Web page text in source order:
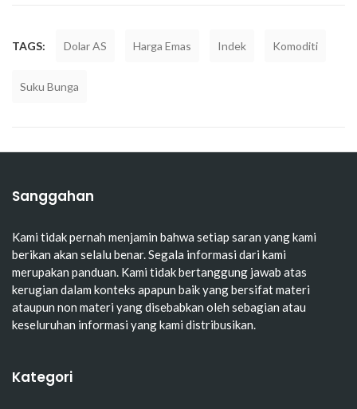
TAGS: Dolar AS Harga Emas Indek Komoditi
Suku Bunga
Sanggahan
Kami tidak pernah menjamin bahwa setiap saran yang kami
berikan akan selalu benar. Segala informasi dari kami
merupakan panduan. Kami tidak bertanggung jawab atas
kerugian dalam konteks apapun baik yang bersifat materi
ataupun non materi yang disebabkan oleh sebagian atau
keseluruhan informasi yang kami distribusikan.
Kategori